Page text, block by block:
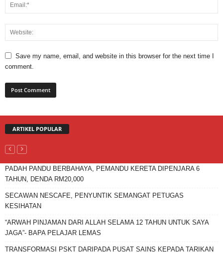
Save my name, email, and website in this browser for the next time I
comment.
ARTIKEL POPULAR
PADAH PANDU BERBAHAYA, PEMANDU KERETA DIPENJARA 6
TAHUN, DENDA RM20,000
SECAWAN NESCAFE, PENYUNTIK SEMANGAT PETUGAS
KESIHATAN
“ARWAH PINJAMAN DARI ALLAH SELAMA 12 TAHUN UNTUK SAYA
JAGA”- BAPA PELAJAR LEMAS
TRANSFORMASI PSKT DARIPADA PUSAT SAINS KEPADA TARIKAN